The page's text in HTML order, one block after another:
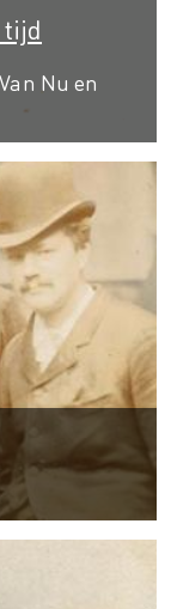
tijd
Nu en